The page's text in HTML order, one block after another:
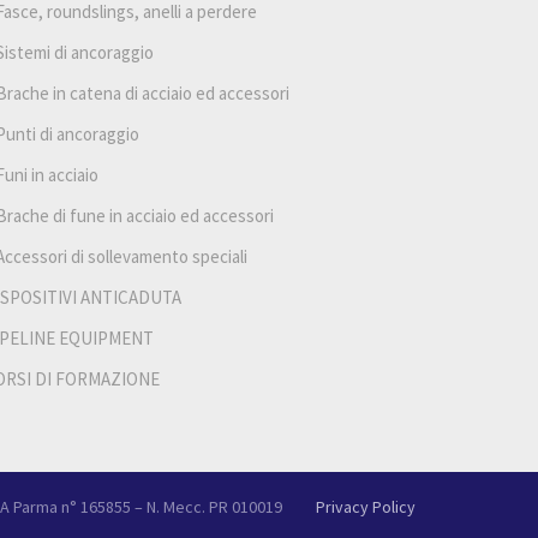
roundslings, anelli a perdere
di ancoraggio
in catena di acciaio ed accessori
di ancoraggio
in acciaio
di fune in acciaio ed accessori
di sollevamento speciali
ANTICADUTA
EQUIPMENT
DI FORMAZIONE
n° 165855 – N. Mecc. PR 010019 Privacy Policy